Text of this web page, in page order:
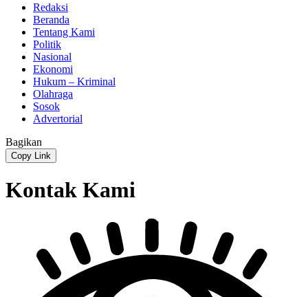
Redaksi
Beranda
Tentang Kami
Politik
Nasional
Ekonomi
Hukum – Kriminal
Olahraga
Sosok
Advertorial
Bagikan
Copy Link
Kontak Kami